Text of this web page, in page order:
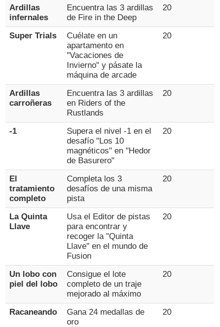
Ardillas
infernales
Encuentra las 3 ardillas
de Fire in the Deep
20
Super Trials
Cuélate en un
apartamento en
"Vacaciones de
Invierno" y pásate la
máquina de arcade
20
Ardillas
carroñeras
Encuentra las 3 ardillas
en Riders of the
Rustlands
20
-1
Supera el nivel -1 en el
desafío "Los 10
magnéticos" en "Hedor
de Basurero"
20
El
tratamiento
completo
Completa los 3
desafíos de una misma
pista
20
La Quinta
Llave
Usa el Editor de pistas
para encontrar y
recoger la "Quinta
Llave" en el mundo de
Fusion
20
Un lobo con
piel del lobo
Consigue el lote
completo de un traje
mejorado al máximo
20
Racaneando
Gana 24 medallas de
oro
20